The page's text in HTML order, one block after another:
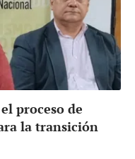
proceso de
la transición